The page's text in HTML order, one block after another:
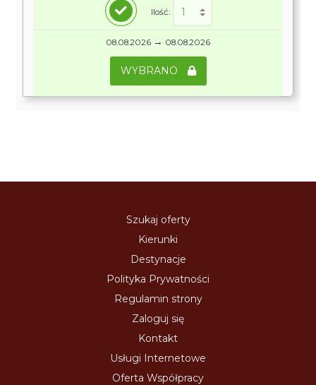
Ilość:
08.08.2026 → 08.08.2026
WYBRANO
Szukaj oferty
Kierunki
Destynacje
Polityka Prywatności
Regulamin strony
Zaloguj się
Kontakt
Usługi Internetowe
Oferta Współpracy